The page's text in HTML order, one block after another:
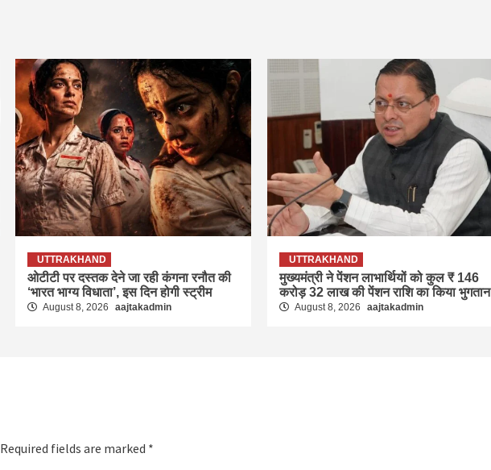
UTTRAKHAND
ओटीटी पर दस्तक देने जा रही कंगना रनौत की
‘भारत भाग्य विधाता’, इस दिन होगी स्ट्रीम
August 8, 2026 aajtakadmin
UTTRAKHAND
मुख्यमंत्री ने पेंशन लाभार्थियों को कुल ₹ 146
करोड़ 32 लाख की पेंशन राशि का किया भुगतान
August 8, 2026 aajtakadmin
Required fields are marked *